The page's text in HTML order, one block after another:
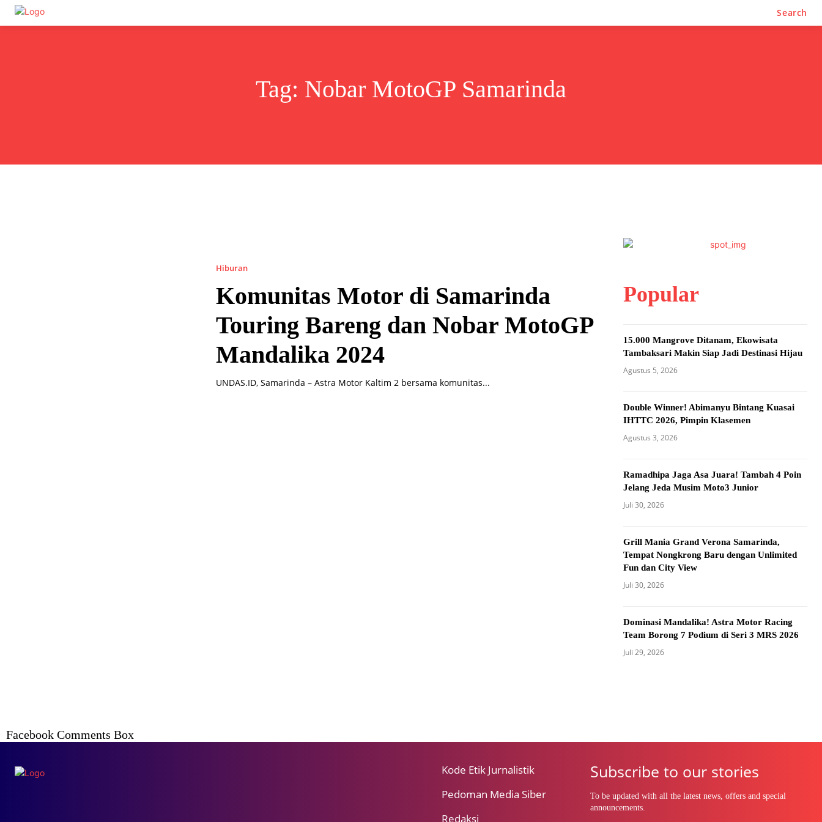
Search
Tag: Nobar MotoGP Samarinda
Hiburan
Komunitas Motor di Samarinda
Touring Bareng dan Nobar MotoGP
Mandalika 2024
UNDAS.ID, Samarinda – Astra Motor Kaltim 2 bersama komunitas...
Popular
15.000 Mangrove Ditanam, Ekowisata
Tambaksari Makin Siap Jadi Destinasi Hijau
Agustus 5, 2026
Double Winner! Abimanyu Bintang Kuasai
IHTTC 2026, Pimpin Klasemen
Agustus 3, 2026
Ramadhipa Jaga Asa Juara! Tambah 4 Poin
Jelang Jeda Musim Moto3 Junior
Juli 30, 2026
Grill Mania Grand Verona Samarinda,
Tempat Nongkrong Baru dengan Unlimited
Fun dan City View
Juli 30, 2026
Dominasi Mandalika! Astra Motor Racing
Team Borong 7 Podium di Seri 3 MRS 2026
Juli 29, 2026
Facebook Comments Box
Kode Etik Jurnalistik
Pedoman Media Siber
Redaksi
Subscribe to our stories
To be updated with all the latest news, offers and special
announcements.